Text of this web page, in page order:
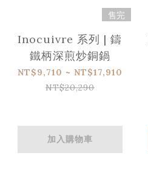
售完
Inocuivre 系列 | 鑄
鐵柄深煎炒銅鍋
NT$9,710 ~ NT$17,910
NT$20,290
加入購物車